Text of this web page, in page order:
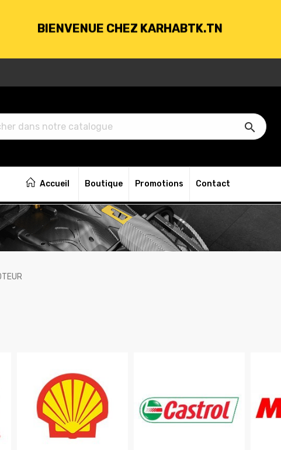
BIENVENUE CHEZ KARHABTK.TN
GRATUITE À PARTIR DE 250DT D'ACHATS
BIENVENUE CHEZ KARHABTK.TN
GRATUITE À PARTIR DE 250DT D'ACHATS

Accueil Boutique Promotions Contact